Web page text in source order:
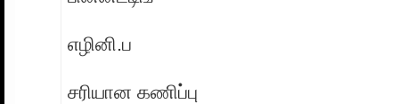
எழினி.ப‌
ச‌ரியான‌ க‌ணிப்பு